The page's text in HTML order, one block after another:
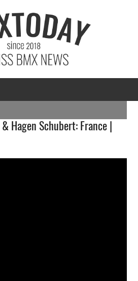
Hagen Schubert: France |